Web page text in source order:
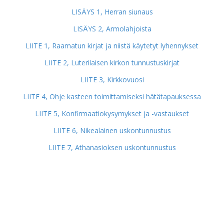
LISÄYS 1, Herran siunaus
LISÄYS 2, Armolahjoista
LIITE 1, Raamatun kirjat ja niistä käytetyt lyhennykset
LIITE 2, Luterilaisen kirkon tunnustuskirjat
LIITE 3, Kirkkovuosi
LIITE 4, Ohje kasteen toimittamiseksi hätätapauksessa
LIITE 5, Konfirmaatiokysymykset ja -vastaukset
LIITE 6, Nikealainen uskontunnustus
LIITE 7, Athanasioksen uskontunnustus